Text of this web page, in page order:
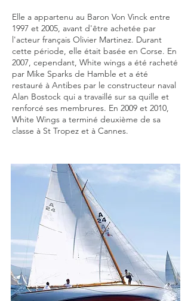
Elle a appartenu au Baron Von Vinck entre
1997 et 2005, avant d'être achetée par
l'acteur français Olivier Martinez. Durant
cette période, elle était basée en Corse. En
2007, cependant, White wings a été racheté
par Mike Sparks de Hamble et a été
restauré à Antibes par le constructeur naval
Alan Bostock qui a travaillé sur sa quille et
renforcé ses membrures. En 2009 et 2010,
White Wings a terminé deuxième de sa
classe à St Tropez et à Cannes.